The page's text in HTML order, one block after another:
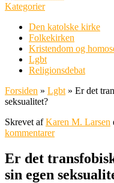
Kategorier
Den katolske kirke
Folkekirken
Kristendom og
Lgbt
Religionsdebat
Forsiden » Lgbt » Er det
seksualitet?
Skrevet afKaren M. Larsen
kommentarer
Er det
sin egen